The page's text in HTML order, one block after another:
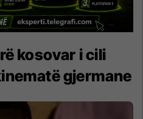
kosovar i cili
gjermane